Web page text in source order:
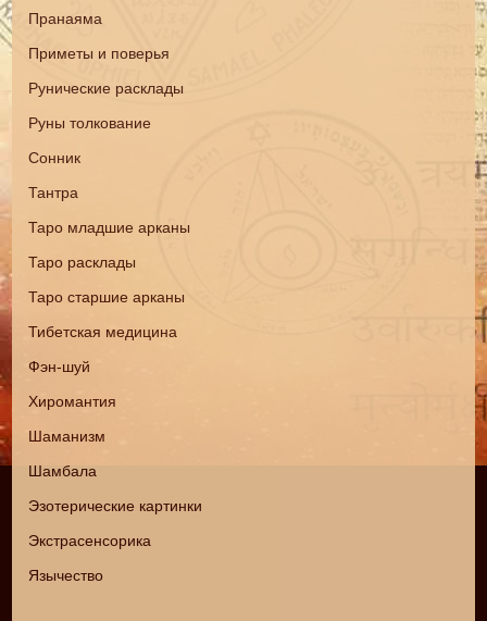
Пранаяма
Приметы и поверья
Рунические расклады
Руны толкование
Сонник
Тантра
Таро младшие арканы
Таро расклады
Таро старшие арканы
Тибетская медицина
Фэн-шуй
Хиромантия
Шаманизм
Шамбала
Эзотерические картинки
Экстрасенсорика
Язычество